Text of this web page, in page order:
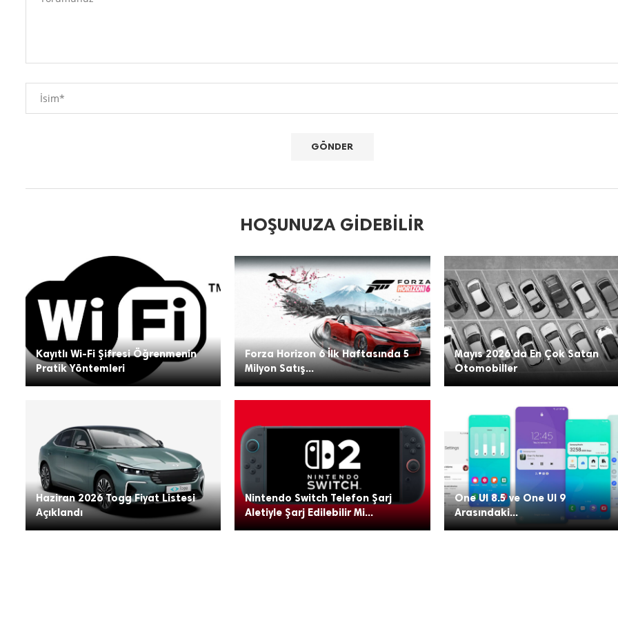
HOŞUNUZA GIDEBILIR
Kayıtlı Wi-Fi Şifresi Öğrenmenin
Pratik Yöntemleri
Forza Horizon 6 İlk Haftasında 5
Milyon Satış...
Mayıs 2026’da En Çok Satan
Otomobiller
Haziran 2026 Togg Fiyat Listesi
Açıklandı
Nintendo Switch Telefon Şarj
Aletiyle Şarj Edilebilir Mi...
One UI 8.5 ve One UI 9
Arasındaki...